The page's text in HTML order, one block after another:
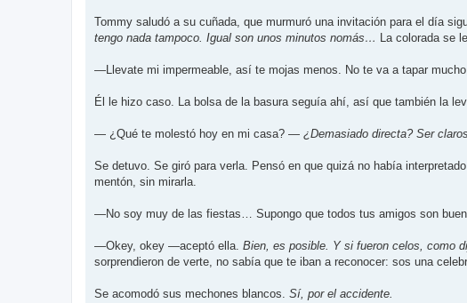
Tommy saludó a su cuñada, que murmuró una invitación para el día
tengo nada tampoco. Igual son unos minutos nomás…
La colorada se
—Llevate mi impermeable, así te mojas menos. No te va a tapar
Él le hizo caso. La bolsa de la basura seguía ahí, así que también la
— ¿Qué te molestó hoy en mi casa? — ¿Demasiado directa? Ser
Se detuvo. Se giró para verla. Pensó en que quizá no había
mentón, sin mirarla.
—No soy muy de las fiestas… Supongo que todos tus amigos son
—Okey, okey —aceptó ella. Bien, es posible. Y si fueron celos, como
sorprendieron de verte, no sabía que te iban a reconocer: sos una
Se acomodó sus mechones blancos. Sí, por el accidente.